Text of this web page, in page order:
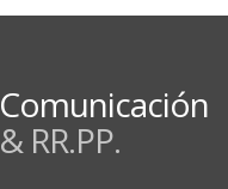
Comunicación
& RR.PP.